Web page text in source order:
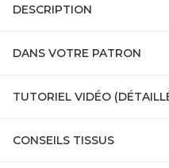
DESCRIPTION
DANS VOTRE PATRON
TUTORIEL VIDÉO
CONSEILS TISSUS